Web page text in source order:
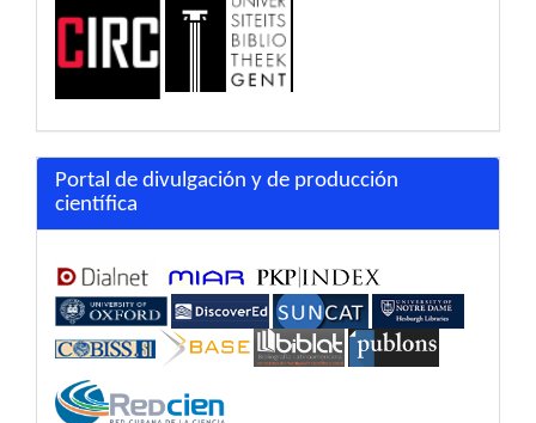
Portal de divulgación y de producción
científica